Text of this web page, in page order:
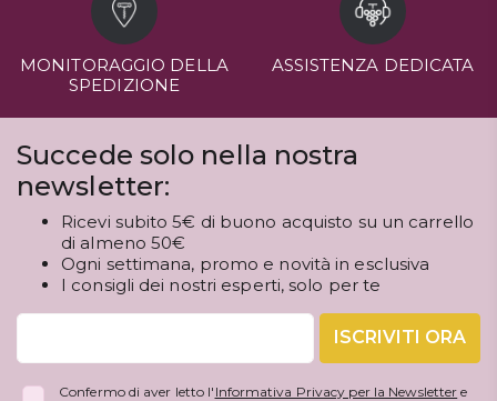
MONITORAGGIO DELLA
SPEDIZIONE
ASSISTENZA DEDICATA
Succede solo nella nostra
newsletter:
Ricevi subito 5€ di buono acquisto su un carrello
di almeno 50€
Ogni settimana, promo e novità in esclusiva
I consigli dei nostri esperti, solo per te
ISCRIVITI ORA
Confermo di aver letto l' Informativa Privacy per la Newsletter e